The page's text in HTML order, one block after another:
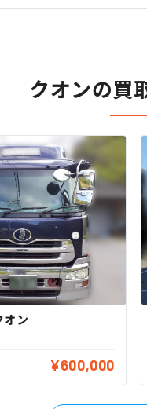
クオンの買
オン
¥600,000